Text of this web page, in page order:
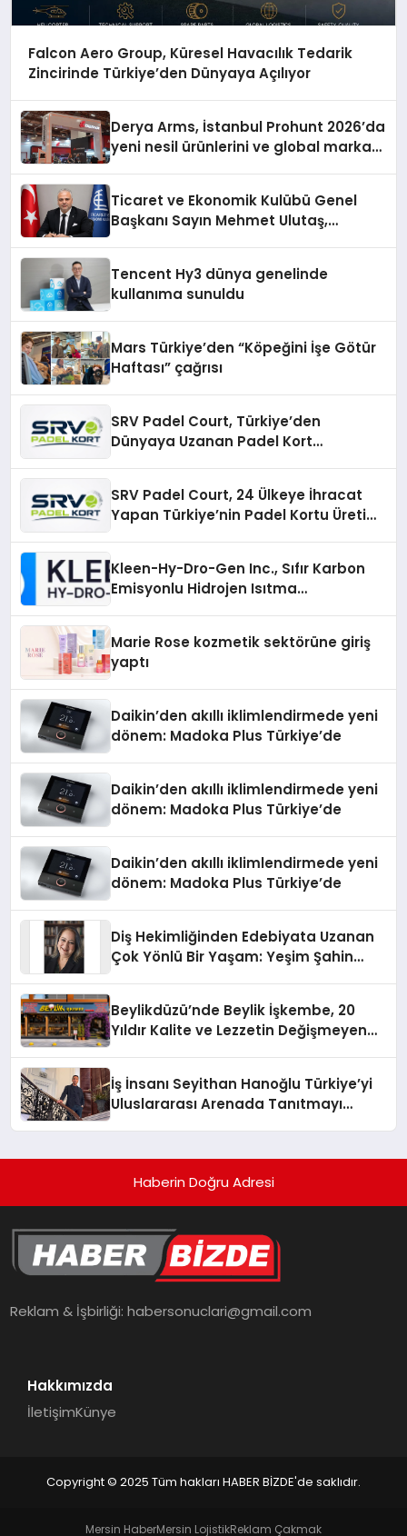
Falcon Aero Group, Küresel Havacılık Tedarik
Zincirinde Türkiye’den Dünyaya Açılıyor
Derya Arms, İstanbul Prohunt 2026’da
yeni nesil ürünlerini ve global marka
Ticaret ve Ekonomik Kulübü Genel
Başkanı Sayın Mehmet Ulutaş,
Tencent Hy3 dünya genelinde
kullanıma sunuldu
Mars Türkiye’den “Köpeğini İşe Götür
Haftası” çağrısı
SRV Padel Court, Türkiye’den
Dünyaya Uzanan Padel Kort
SRV Padel Court, 24 Ülkeye İhracat
Yapan Türkiye’nin Padel Kortu Üretim
Kleen-Hy-Dro-Gen Inc., Sıfır Karbon
Emisyonlu Hidrojen Isıtma
Marie Rose kozmetik sektörüne giriş
yaptı
Daikin’den akıllı iklimlendirmede yeni
dönem: Madoka Plus Türkiye’de
Daikin’den akıllı iklimlendirmede yeni
dönem: Madoka Plus Türkiye’de
Daikin’den akıllı iklimlendirmede yeni
dönem: Madoka Plus Türkiye’de
Diş Hekimliğinden Edebiyata Uzanan
Çok Yönlü Bir Yaşam: Yeşim Şahin
Beylikdüzü’nde Beylik İşkembe, 20
Yıldır Kalite ve Lezzetin Değişmeyen
İş İnsanı Seyithan Hanoğlu Türkiye’yi
Uluslararası Arenada Tanıtmayı
Haberin Doğru Adresi
Reklam & İşbirliği:habersonuclari@gmail.com
Hakkımızda
İletişimKünye
Copyright © 2025 Tüm hakları HABER BİZDE'de saklıdır.
Mersin HaberMersin LojistikReklam Çakmak